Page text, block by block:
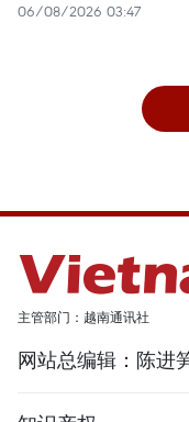
06/08/2026 03:47
主管部门：越南通讯社
网站总编辑：陈进